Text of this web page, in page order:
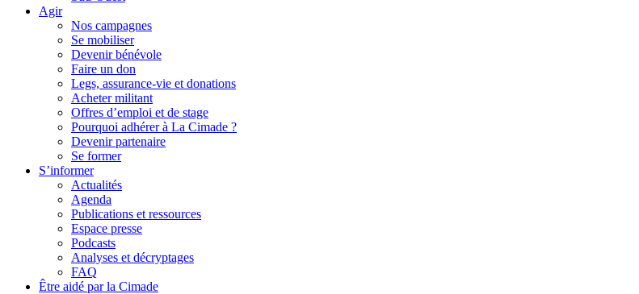
Agir
Nos campagnes
Se mobiliser
Devenir bénévole
Faire un don
Legs, assurance-vie et donations
Acheter militant
Offres d’emploi et de stage
Pourquoi adhérer à La Cimade ?
Devenir partenaire
Se former
S’informer
Actualités
Agenda
Publications et ressources
Espace presse
Podcasts
Analyses et décryptages
FAQ
Être aidé par la Cimade